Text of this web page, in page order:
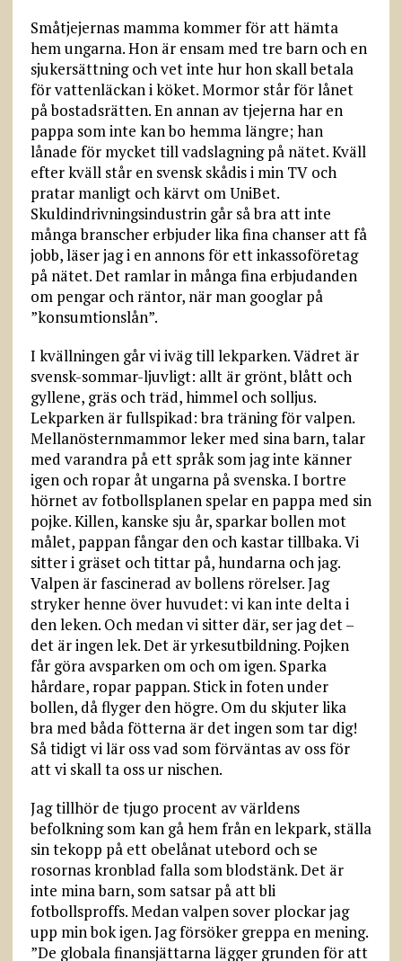
Småtjejernas mamma kommer för att hämta
hem ungarna. Hon är ensam med tre barn och en
sjukersättning och vet inte hur hon skall betala
för vattenläckan i köket. Mormor står för lånet
på bostadsrätten. En annan av tjejerna har en
pappa som inte kan bo hemma längre; han
lånade för mycket till vadslagning på nätet. Kväll
efter kväll står en svensk skådis i min TV och
pratar manligt och kärvt om UniBet.
Skuldindrivningsindustrin går så bra att inte
många branscher erbjuder lika fina chanser att få
jobb, läser jag i en annons för ett inkassoföretag
på nätet. Det ramlar in många fina erbjudanden
om pengar och räntor, när man googlar på
”konsumtionslån”.
I kvällningen går vi iväg till lekparken. Vädret är
svensk-sommar-ljuvligt: allt är grönt, blått och
gyllene, gräs och träd, himmel och solljus.
Lekparken är fullspikad: bra träning för valpen.
Mellanösternmammor leker med sina barn, talar
med varandra på ett språk som jag inte känner
igen och ropar åt ungarna på svenska. I bortre
hörnet av fotbollsplanen spelar en pappa med sin
pojke. Killen, kanske sju år, sparkar bollen mot
målet, pappan fångar den och kastar tillbaka. Vi
sitter i gräset och tittar på, hundarna och jag.
Valpen är fascinerad av bollens rörelser. Jag
stryker henne över huvudet: vi kan inte delta i
den leken. Och medan vi sitter där, ser jag det –
det är ingen lek. Det är yrkesutbildning. Pojken
får göra avsparken om och om igen. Sparka
hårdare, ropar pappan. Stick in foten under
bollen, då flyger den högre. Om du skjuter lika
bra med båda fötterna är det ingen som tar dig!
Så tidigt vi lär oss vad som förväntas av oss för
att vi skall ta oss ur nischen.
Jag tillhör de tjugo procent av världens
befolkning som kan gå hem från en lekpark, ställa
sin tekopp på ett obelånat utebord och se
rosornas kronblad falla som blodstänk. Det är
inte mina barn, som satsar på att bli
fotbollsproffs. Medan valpen sover plockar jag
upp min bok igen. Jag försöker greppa en mening.
”De globala finansjättarna lägger grunden för att